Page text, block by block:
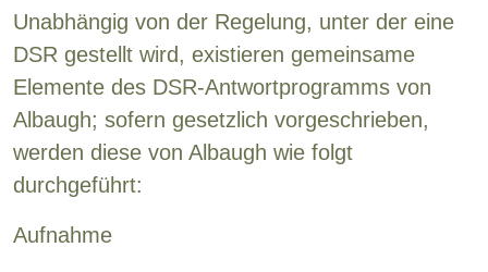
Unabhängig von der Regelung, unter der eine
DSR gestellt wird, existieren gemeinsame
Elemente des DSR-Antwortprogramms von
Albaugh; sofern gesetzlich vorgeschrieben,
werden diese von Albaugh wie folgt
durchgeführt:
Aufnahme